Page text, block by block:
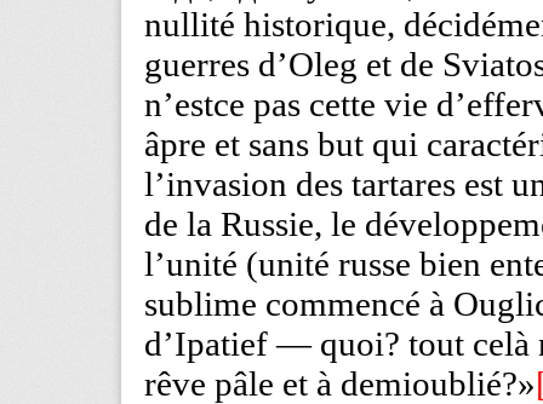
nullité historique,
guerres d’Oleg et de
n’estce pas cette vie
âpre et sans but qui
l’invasion des tartares est
de la Russie, le
l’unité (unité russe bien
sublime commencé à
d’Ipatief — quoi? tout celà
rêve pâle et à demioublié?»